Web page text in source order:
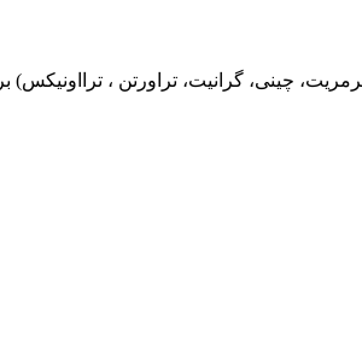
گرانیت، تراورتن ، ترااونیکس)